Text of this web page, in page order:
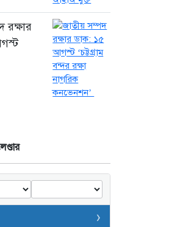
জুলাই গণঅভ্যুত্থান
দিবসে সিএমপির শ্রদ্ধা:
নিউমার্কেটের স্মৃতিস্তম্ভে
পুষ্পস্তবক অর্পণ
১ দিন আগে
রক্ষার
›